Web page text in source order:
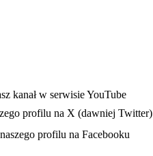
w nowej karcie
kanał w serwisie YouTube
profilu na X (dawniej Twitter)
w nowej karcieprofilu na Facebooku